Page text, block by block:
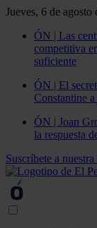
Jueves, 6 de agosto
ÓN | Las
competitiva
suficiente
ÓN | El
Constantine
ÓN | Joan
la respuesta
Suscríbete a